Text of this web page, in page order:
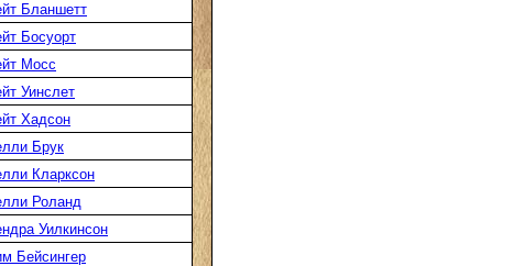
Бланшетт
Босуорт
Мосс
Уинслет
Хадсон
Брук
Кларксон
Роланд
Уилкинсон
Бейсингер